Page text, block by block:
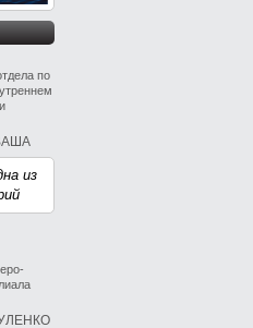
по
из